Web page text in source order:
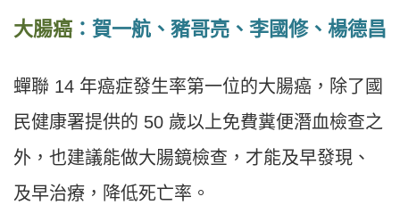
大腸癌 ：賀一航、豬哥亮、李國修、楊德昌
蟬聯 14 年癌症發生率第一位的大腸癌，除了國
民健康署提供的 50 歲以上免費糞便潛血檢查之
外，也建議能做大腸鏡檢查，才能及早發現、
及早治療，降低死亡率。